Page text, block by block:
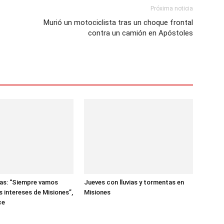
Próxima noticia
Murió un motociclista tras un choque frontal
contra un camión en Apóstoles
“Siempre vamos
intereses de Misiones”,
Jueves con lluvias y tormentas en
Misiones